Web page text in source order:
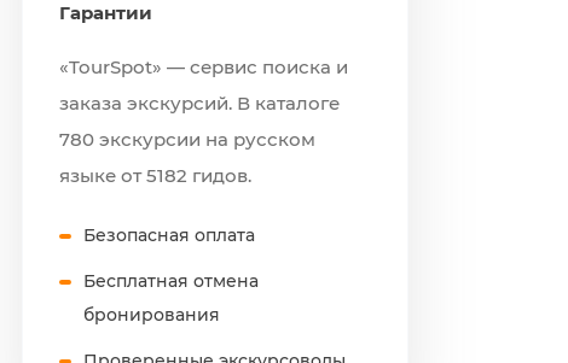
Гарантии
«TourSpot» — сервис поиска и
заказа экскурсий. В каталоге
780 экскурсии на русском
языке от 5182 гидов.
Безопасная оплата
Бесплатная отмена
бронирования